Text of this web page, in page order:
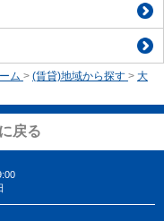
ム > (賃貸)地域から探す > 大
戻る